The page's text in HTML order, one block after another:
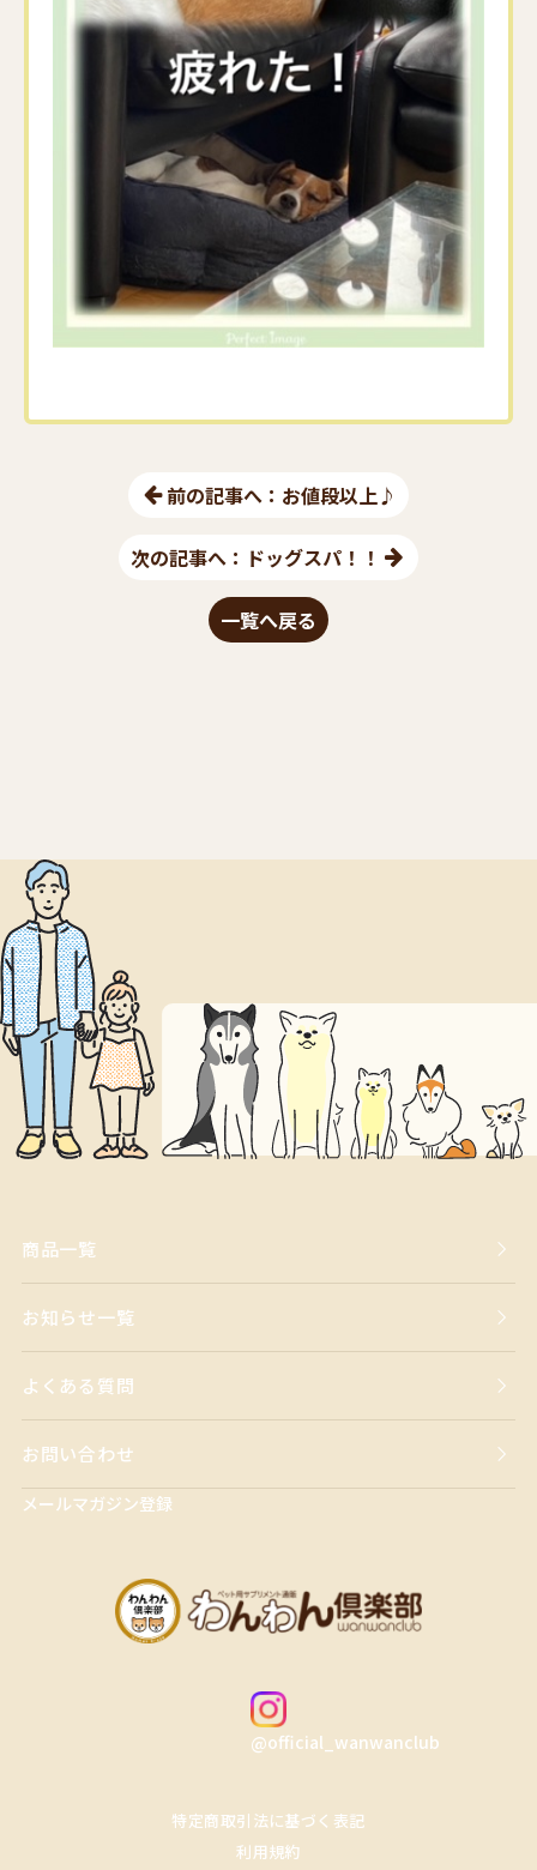
前の記事へ：お値段以上♪
一覧へ戻る
次の記事へ：ドッグスパ！！
商品一覧
お知らせ一覧
よくある質問
お問い合わせ
メールマガジン登録
@official_wanwanclub
特定商取引法に基づく表記
利用規約